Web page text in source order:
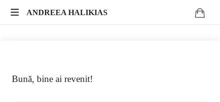
ANDREEA
ANDREEA HALIKIAS
impact
Bună, bine ai revenit!